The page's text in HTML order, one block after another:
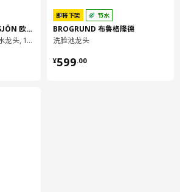
HEMNES 汉尼斯 / ORRSJÖN 欧雪恩
洗脸池柜带抽屉/洗脸池/水龙头, 102x49x89 厘米
即将下架 节水
BROGRUND 布鲁格隆德
洗脸池龙头
¥599.00
¥ 599.00